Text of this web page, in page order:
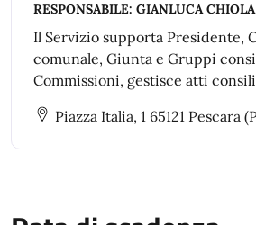
RESPONSABILE: GIANLUCA CHIOLA
Il Servizio supporta Presidente,
comunale, Giunta e Gruppi
Commissioni, gestisce atti
(interrogazioni, mozioni, ecc.),
gettoni, sovrintende le
delle Commissioni.
Piazza Italia, 1 65121 Pescara